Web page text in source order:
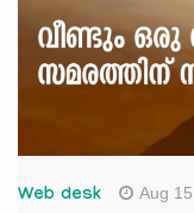
Web desk Aug